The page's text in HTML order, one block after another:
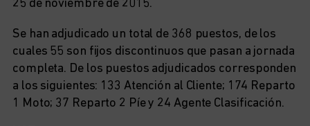
25 de noviembre de 2015.
Se han adjudicado un total de 368 puestos, de los
cuales 55 son fijos discontinuos que pasan a jornada
completa. De los puestos adjudicados corresponden
a los siguientes: 133 Atención al Cliente; 174 Reparto
1 Moto; 37 Reparto 2 Píe y 24 Agente Clasificación.